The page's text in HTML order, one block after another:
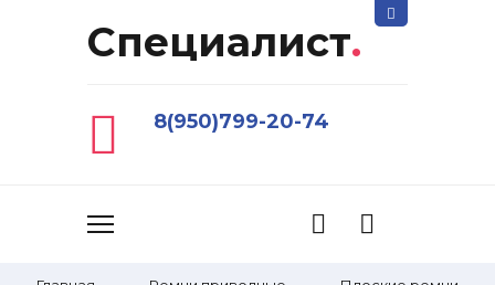
Специалист.
8(950)799-20-74